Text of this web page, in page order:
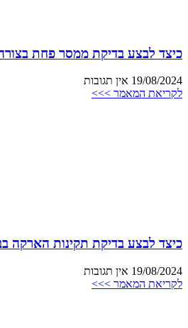
כיצד לבצע בדיקת ממסר פחת
19/08/2024 אין תגובות
לקריאת המאמר >>>
כיצד לבצע בדיקת תקינות הארקה
19/08/2024 אין תגובות
לקריאת המאמר >>>